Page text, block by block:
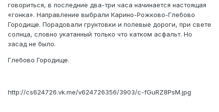
говориться, в последние два-три часа начинается настоящая
«гонка». Направление выбрали Карино-Рожково-Глебово
Городище. Порадовали грунтовки и полевые дороги, при свете
солнца, словно укатанный только что катком асфальт. Но
засад не было.
Глебово Городище.
http://cs624726.vk.me/v624726356/3903/c-fGuRZ8PsM.jpg